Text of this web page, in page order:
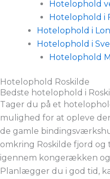
Hotelophold
Hotelophold i
Hotelophold i
Hotelophold i
Hotelophold
Hotelophold Roskilde
Bedste hotelophold i
Tager du på et
mulighed for at opleve
de gamle
omkring Roskilde fjord og
igennem kongerækken
Planlægger du i god tid,